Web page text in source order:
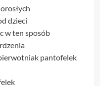
dzieci
w ten sposób
pantofelek